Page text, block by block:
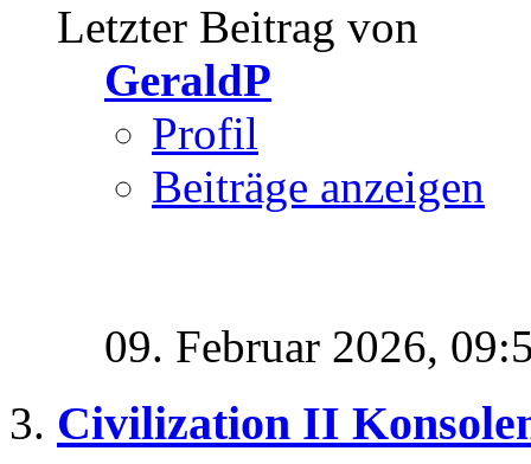
Letzter Beitrag von
GeraldP
Profil
Beiträge anzeigen
09. Februar 2026,
Civilization II